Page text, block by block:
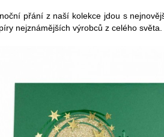
přání z naší kolekce jdou s
nejznámějších výrobců z celého